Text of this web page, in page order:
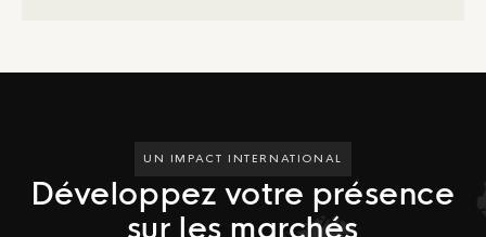
UN IMPACT INTERNATIONAL
Développez votre présence
sur les marchés